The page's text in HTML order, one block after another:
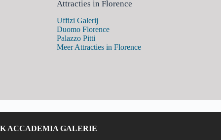
Attracties in Florence
Uffizi Galerij
Duomo Florence
Palazzo Pitti
Meer Attracties in Florence
ACCADEMIA GALERIE